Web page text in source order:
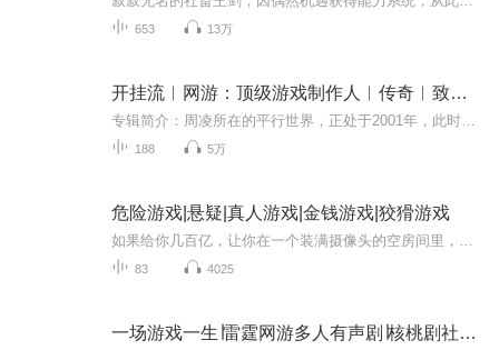
653 13万
开挂流︳网游：顶级游戏制作人︳传奇︳致敬经典
188 5万
危险游戏|悬疑|真人游戏|金钱游戏|狡猾游戏
83 4025
一场游戏一生∣雷霆网游多人有声剧∣核桃剧社制作